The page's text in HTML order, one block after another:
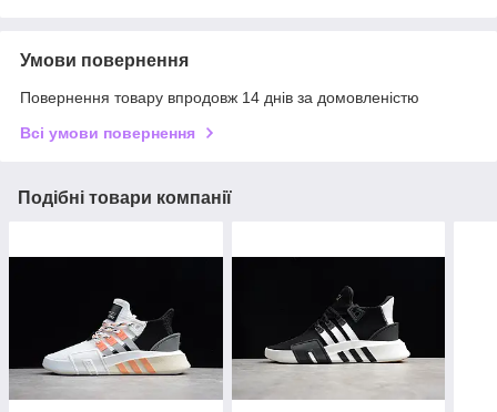
Умови повернення
Повернення товару впродовж 14 днів за домовленістю
Всі умови повернення
Подібні товари компанії